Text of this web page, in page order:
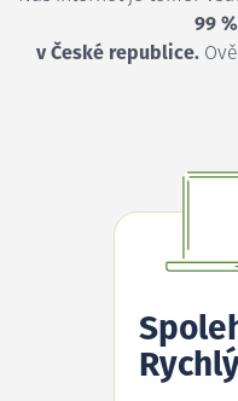
99
v České republice.